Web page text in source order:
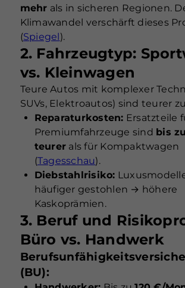
mehr als in sicheren Regionen.
Klimawandel verschärft dieses
(Spiegel).
2. Fahrzeugtyp:
vs. Kleinwagen
Teure Autos mit komplexer
SUVs, Elektroautos) sind teurer
Reparaturkosten: Ersatzteile
Premiumfahrzeuge sind bis
teurer als für Kompaktwagen
(Tagesschau).
Diebstahlrisiko:
häufiger gestohlen → höhere
Kaskoprämien.
3. Beruf und
Büro vs. Handwerk
(BU):